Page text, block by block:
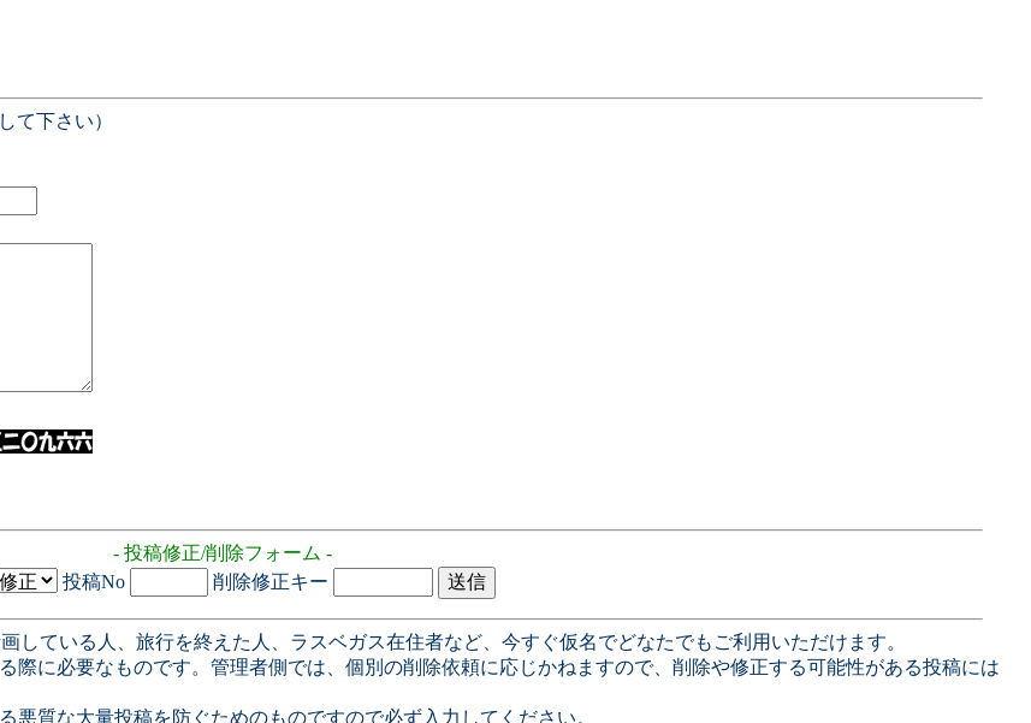
て下さい）
- 投稿修正/削除フォーム -
投稿No 削除修正キー
している人、旅行を終えた人、ラスベガス在住者など、今すぐ仮名でどなたでもご利用いただけます。
際に必要なものです。管理者側では、個別の削除依頼に応じかねますので、削除や修正する可能性がある投稿には
質な大量投稿を防ぐためのものですので必ず入力してください。